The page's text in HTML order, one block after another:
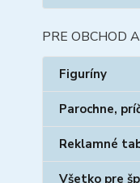
PRE OBCHOD
Figuríny
Parochne,
Reklamné
Všetko pre